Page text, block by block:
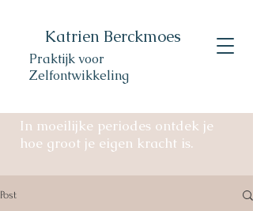
Katrien Berckmoes
Praktijk voor
Zelfontwikkeling
In moeilijke periodes ontdek je
hoe groot je eigen kracht is.
Post